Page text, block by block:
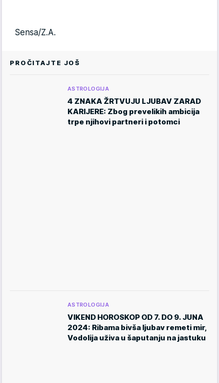
Sensa/Z.A.
PROČITAJTE JOŠ
ASTROLOGIJA
4 ZNAKA ŽRTVUJU LJUBAV ZARAD
KARIJERE: Zbog prevelikih ambicija
trpe njihovi partneri i potomci
ASTROLOGIJA
VIKEND HOROSKOP OD 7. DO 9. JUNA
2024: Ribama bivša ljubav remeti mir,
Vodolija uživa u šaputanju na jastuku